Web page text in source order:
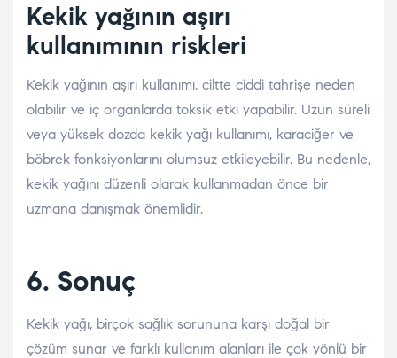
Kekik yağının aşırı
kullanımının riskleri
Kekik yağının aşırı kullanımı, ciltte ciddi tahrişe neden
olabilir ve iç organlarda toksik etki yapabilir. Uzun süreli
veya yüksek dozda kekik yağı kullanımı, karaciğer ve
böbrek fonksiyonlarını olumsuz etkileyebilir. Bu nedenle,
kekik yağını düzenli olarak kullanmadan önce bir
uzmana danışmak önemlidir.
6. Sonuç
Kekik yağı, birçok sağlık sorununa karşı doğal bir
çözüm sunar ve farklı kullanım alanları ile çok yönlü bir